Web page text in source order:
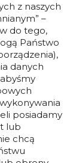
z naszych
–
do tego,
Państwo
danych
posiadamy
lub
chcą